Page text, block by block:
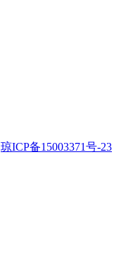
琼ICP备15003371号-23